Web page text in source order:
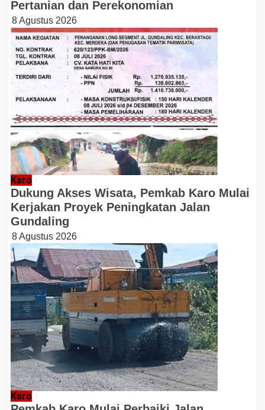
Pertanian dan Perekonomian
8 Agustus 2026
Karo
Dukung Akses Wisata, Pemkab Karo Mulai
Kerjakan Proyek Peningkatan Jalan
Gundaling
8 Agustus 2026
Karo